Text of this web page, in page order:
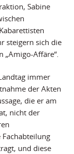
Sabine
steigern sich die
Affäre“.
immer
der Akten
die er am
nicht der
und diese